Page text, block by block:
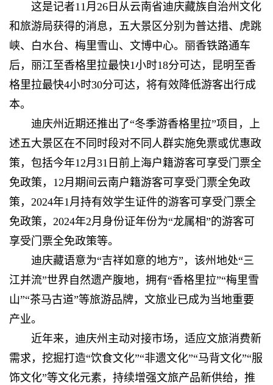
这是记者11月26日从云南省迪庆藏族自治州文化
和旅游局获得的消息，五大景区分别为普达措、虎跳
峡、白水台、梅里雪山、文博中心。丽香铁路通车
后，丽江至香格里拉最快1小时18分可达，昆明至香
格里拉最快4小时30分可达，将有效降低游客出行成
本。
迪庆州近期还推出了“冬季游香格里拉”项目，上
述五大景区在不同时段对不同人群实施免票或优惠政
策，包括今年12月31日前上海户籍游客可享受门票全
免政策，12月期间云南户籍游客可享受门票全免政
策，2024年1月持有效学生证件的游客可享受门票全
免政策，2024年2月身份证年份为“龙属相”的游客可
享受门票全免政策等。
迪庆藏语意为“吉祥如意的地方”，该州地处“三
江并流”世界自然遗产腹地，拥有“香格里拉”“梅里雪
山”“茶马古道”等旅游品牌，文旅业已成为当地重要
产业。
近年来，迪庆州主动对接市场，适应文旅消费新
需求，挖掘打造“饮食文化”“非遗文化”“马背文化”“服
饰文化”等文化元素，持续增强文旅产品新供给，推